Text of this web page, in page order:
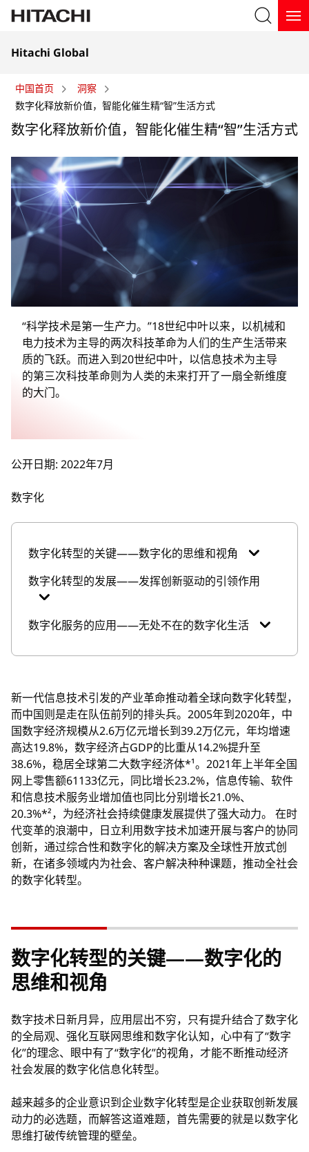
新
签
页
中
打
开
Hitachi Global
标
签
中
开
中国首页
洞察
数字化释放新价值，智能化催生精“智”生活方式
数字化释放新价值，智能化催生精“智”生活方式
“科学技术是第一生产力。”18世纪中叶以来，以机械和
电力技术为主导的两次科技革命为人们的生产生活带来
质的飞跃。而进入到20世纪中叶，以信息技术为主导
的第三次科技革命则为人类的未来打开了一扇全新维度
的大门。
公开日期: 2022年7月
数字化
数字化转型的关键——数字化的思维和视角
数字化转型的发展——发挥创新驱动的引领作用
数字化服务的应用——无处不在的数字化生活
新一代信息技术引发的产业革命推动着全球向数字化转型，
而中国则是走在队伍前列的排头兵。2005年到2020年，中
国数字经济规模从2.6万亿元增长到39.2万亿元，年均增速
高达19.8%，数字经济占GDP的比重从14.2%提升至
38.6%，稳居全球第二大数字经济体*¹。2021年上半年全国
网上零售额61133亿元，同比增长23.2%，信息传输、软件
和信息技术服务业增加值也同比分别增长21.0%、
20.3%*²，为经济社会持续健康发展提供了强大动力。 在时
代变革的浪潮中，日立利用数字技术加速开展与客户的协同
创新，通过综合性和数字化的解决方案及全球性开放式创
新，在诸多领域内为社会、客户解决种种课题，推动全社会
的数字化转型。
数字化转型的关键——数字化的
思维和视角
数字技术日新月异，应用层出不穷，只有提升结合了数字化
的全局观、强化互联网思维和数字化认知，心中有了“数字
化”的理念、眼中有了“数字化”的视角，才能不断推动经济
社会发展的数字化信息化转型。
越来越多的企业意识到企业数字化转型是企业获取创新发展
动力的必选题，而解答这道难题，首先需要的就是以数字化
思维打破传统管理的壁垒。